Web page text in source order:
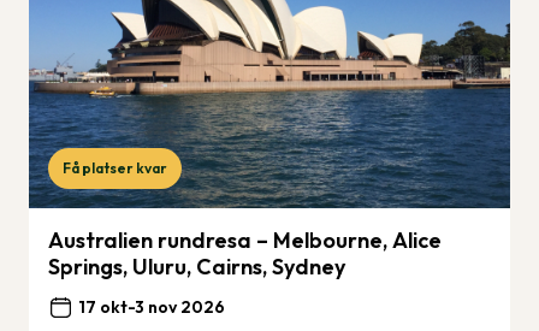
Få platser kvar
Australien rundresa – Melbourne, Alice
Springs, Uluru, Cairns, Sydney
17 okt-3 nov 2026